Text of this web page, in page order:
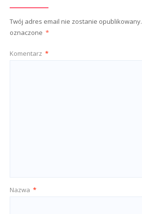
Twój adres email nie zostanie opublikowany.
oznaczone *
Komentarz *
Nazwa *